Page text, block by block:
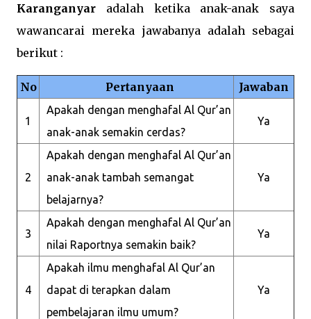
Karanganyar adalah ketika anak-anak saya
wawancarai mereka jawabanya adalah sebagai
berikut :
No Pertanyaan Jawaban
1
Apakah dengan menghafal Al Qur’an
anak-anak semakin cerdas?
Ya
2
Apakah dengan menghafal Al Qur’an
anak-anak tambah semangat
belajarnya?
Ya
3
Apakah dengan menghafal Al Qur’an
nilai Raportnya semakin baik?
Ya
4
Apakah ilmu menghafal Al Qur’an
dapat di terapkan dalam
pembelajaran ilmu umum?
Ya